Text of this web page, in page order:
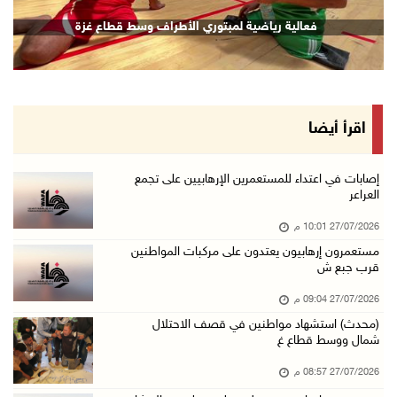
فعالية رياضية لمبتوري الأطراف وسط قطاع غزة
اقرأ أيضا
إصابات في اعتداء للمستعمرين الإرهابيين على تجمع
العراعر
27/07/2026 10:01 م
مستعمرون إرهابيون يعتدون على مركبات المواطنين
قرب جبع ش
27/07/2026 09:04 م
(محدث) استشهاد مواطنين في قصف الاحتلال
شمال ووسط قطاع غ
27/07/2026 08:57 م